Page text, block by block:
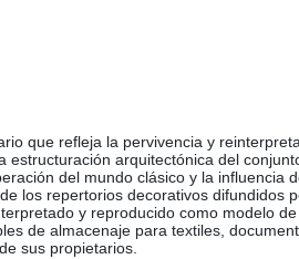
que refleja la pervivencia y
estructuración arquitectónica del
del mundo clásico y la influencia
los repertorios decorativos difundidos
y reproducido como modelo
de almacenaje para textiles,
sus propietarios.